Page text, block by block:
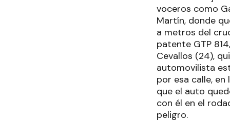
voceros como
Martín, donde
a metros del
patente GTP
Cevallos (24),
automovilista
por esa calle,
que el auto
con él en el
peligro.